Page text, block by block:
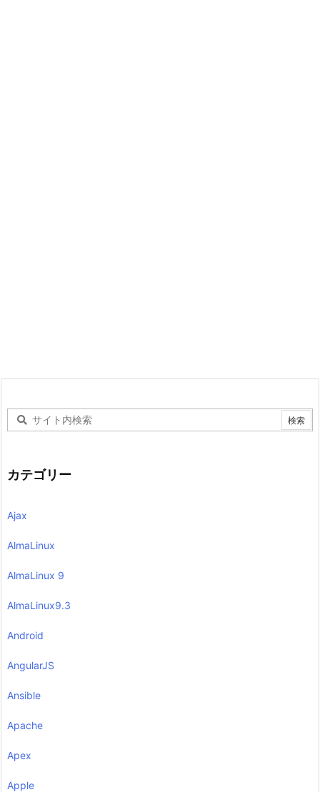
カテゴリー
Ajax
AlmaLinux
AlmaLinux 9
AlmaLinux9.3
Android
AngularJS
Ansible
Apache
Apex
Apple